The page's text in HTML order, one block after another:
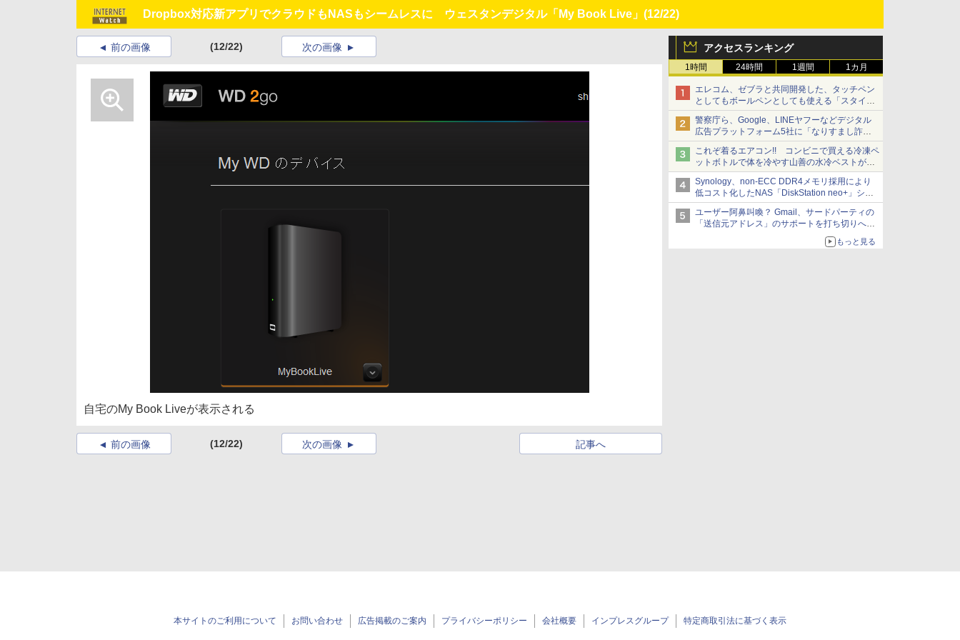
Dropbox対応新アプリでクラウドもNASもシームレスに ウェスタンデジタル「My Book Live」 (12/22)
アクセスランキング
1時間 24時間 1週間 1カ月
エレコム、ゼブラと共同開発した、タッチペン
としてもボールペンとしても使える「スタイラ
スツーウェイ」発売 iPadにも紙にも、持ち替
えずに書き込める
警察庁ら、Google、LINEヤフーなどデジタル
広告プラットフォーム5社に「なりすまし詐欺
広告」対策強化を要請 著名人の写真や映像を
使った投資詐欺などへの対策として
これぞ着るエアコン!! コンビニで買える冷凍ペ
ットボトルで体を冷やす山善の水冷ベストがロ
ードバイクにちょうどいい【ぼっち・ざ・ろー
ど！その14】【空いた時間でなにしてる？】
Synology、non-ECC DDR4メモリ採用により
低コスト化したNAS「DiskStation neo+」シリ
ーズ 予算を抑えて導入でき、ECCメモリへの
アップグレードも可能
ユーザー阿鼻叫喚？ Gmail、サードパーティの
「送信元アドレス」のサポートを打ち切りへ
もっと見る
前の画像 (12/22) 次の画像
自宅のMy Book Liveが表示される
前の画像 (12/22) 記事へ
次の画像
本サイトのご利用について お問い合わせ 広告掲載のご案内 プライバシーポリシー 会社概要 インプレスグループ 特定商取引法に基づく表示